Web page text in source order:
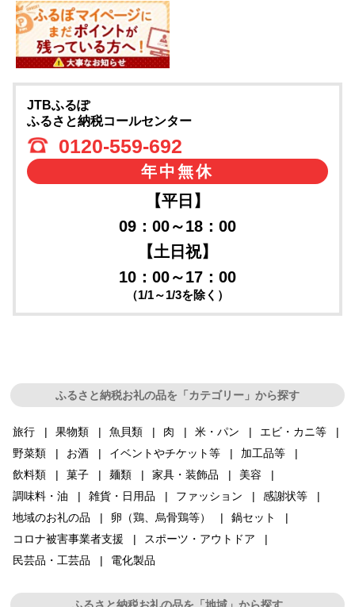
JTBふるぽ
ふるさと納税コールセンター
0120-559-692
年中無休
【平日】
09：00～18：00
【土日祝】
10：00～17：00
（1/1～1/3を除く）
ふるさと納税お礼の品を「カテゴリー」から探す
旅行 果物類 魚貝類 肉 米・パン
エビ・カニ等
野菜類
お酒 イベントやチケット等
加工品等
飲料類
菓子 麺類 家具・装飾品
美容
調味料・油
雑貨・日用品 ファッション
感謝状等
地域のお礼の品
卵（鶏、烏骨鶏等）
鍋セット
コロナ被害事業者支援
スポーツ・アウトドア
民芸品・工芸品
電化製品